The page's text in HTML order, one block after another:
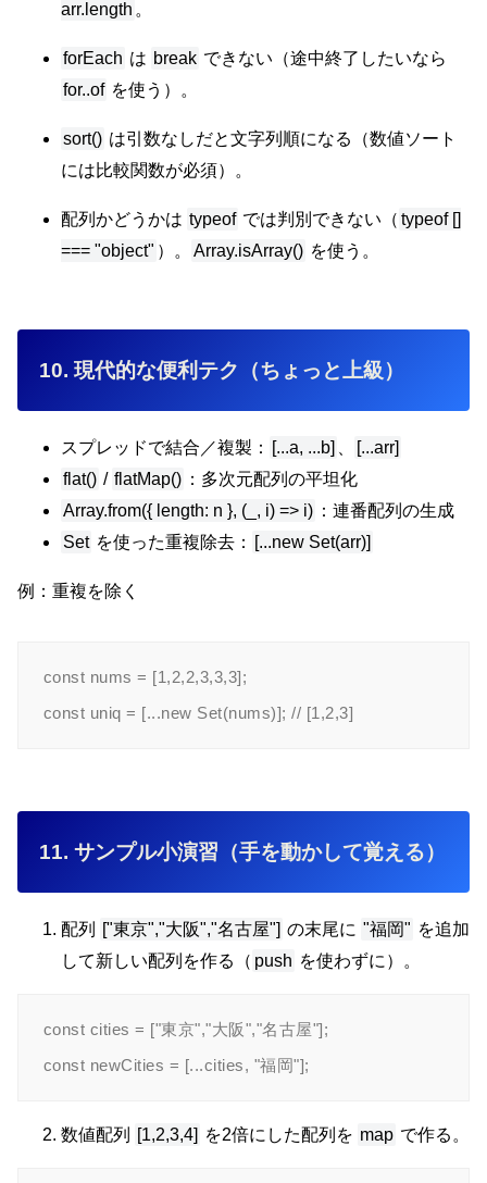
arr.length 。
forEach は break できない（途中終了したいなら
for..of を使う）。
sort() は引数なしだと文字列順になる（数値ソート
には比較関数が必須）。
配列かどうかは typeof では判別できない（ typeof []
=== "object" ）。 Array.isArray() を使う。
10. 現代的な便利テク（ちょっと上級）
スプレッドで結合／複製： [...a, ...b]
[...arr]
flat() / flatMap() ：多次元配列の平坦化
Array.from({ length: n }, (_, i) => i) ：連番配列の生成
Set を使った重複除去： [...new Set(arr)]
例：重複を除く
const nums = [1,2,2,3,3,3];
11. サンプル小演習（手を動かして覚える）
配列 ["東京","大阪","名古屋"] の末尾に "福岡" を追加
して新しい配列を作る（ push を使わずに）。
const cities = ["東京","大阪","名古屋"];
数値配列 [1,2,3,4] を2倍にした配列を map で作る。